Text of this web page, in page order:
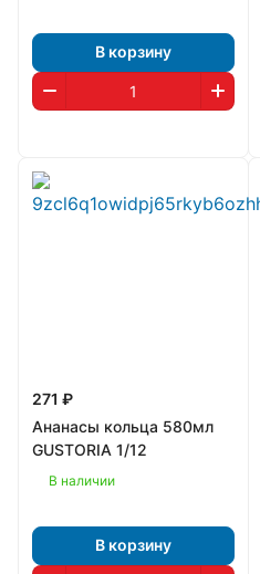
В корзину
271 ₽
Ананасы кольца 580мл
GUSTORIA 1/12
В наличии
В корзину